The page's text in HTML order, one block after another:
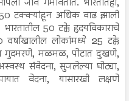
50 टक्क्यांहून अधिक वाढ झाली
50 टक्के हृदयविकाराचे
लोकांमध्ये 25 टक्के
गुदमरणे, मळमळ, पोटात दुखणे,
संवेदना, सुजलेल्या घोट्या,
वेदना, यासारखी लक्षणे